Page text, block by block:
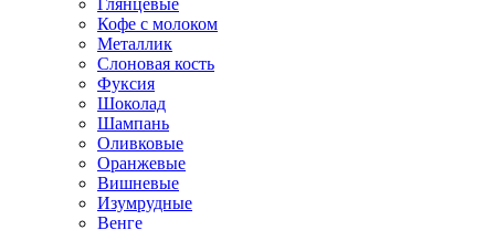
Глянцевые
Кофе с молоком
Металлик
Слоновая кость
Фуксия
Шоколад
Шампань
Оливковые
Оранжевые
Вишневые
Изумрудные
Венге